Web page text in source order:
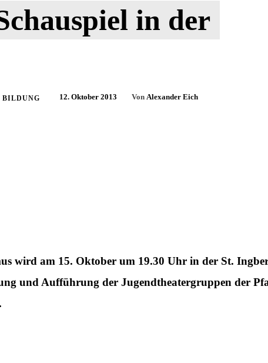
in der
BILDUNG 12. Oktober 2013 Von Alexander Eich
wird am 15. Oktober um 19.30 Uhr in der St.
und Aufführung der Jugendtheatergruppen der